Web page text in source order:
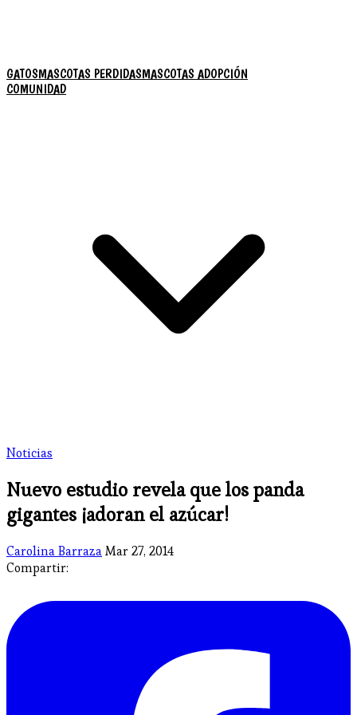
GATOSMASCOTAS PERDIDASMASCOTAS ADOPCIÓN
COMUNIDAD
Noticias
Nuevo estudio revela que los panda
gigantes ¡adoran el azúcar!
Carolina BarrazaMar 27, 2014
Compartir: